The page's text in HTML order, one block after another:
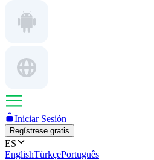
Iniciar Sesión
Regístrese gratis
ES
EnglishTürkçePortuguês